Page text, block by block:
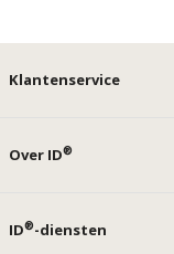
Klantenservice
Over ID®
ID®-diensten